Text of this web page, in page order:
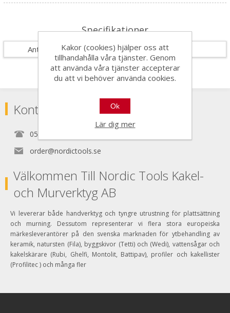
Specifikationer
Antal i förpackning 10
Kontakta
0525150890
order@nordictools.se
Välkommen Till Nordic Tools Kakel-
och Murverktyg AB
Vi levererar både handverktyg och tyngre utrustning för plattsättning
och murning. Dessutom representerar vi flera stora europeiska
märkesleverantörer på den svenska marknaden för ytbehandling av
keramik, natursten (Fila), byggskivor (Tetti) och (Wedi), vattensågar och
kakelskärare (Rubi, Ghelfi, Montolit, Battipav), profiler och kakellister
(Profilitec ) och många fler
Kakor (cookies) hjälper oss att
tillhandahålla våra tjänster. Genom
att använda våra tjänster accepterar
du att vi behöver använda cookies.
Ok
Lär dig mer